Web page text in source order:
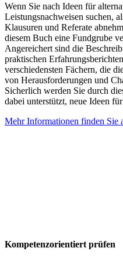
Wenn Sie nach Ideen für
Leistungsnachweisen suchen,
Klausuren und Referate
diesem Buch eine Fundgrube
Angereichert sind die
praktischen
verschiedensten Fächern, die
von Herausforderungen und
Sicherlich werden Sie durch
dabei unterstützt, neue Ideen
Mehr Informationen finden Sie
Kompetenzorientiert prüfen